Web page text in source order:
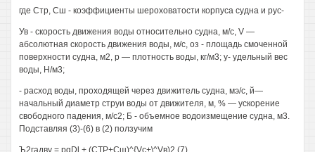
где Стр, Сш - коэффициенты шероховатости корпуса судна и рус-
Ув - скорость движения воды относительно судна, м/с, V —
абсолютная скорость движения воды, м/с, оз - площадь смоченной
поверхности судна, м2, р — плотность воды, кг/м3; у- удельный вес
воды, Н/м3;
- расход воды, проходящей через движитель судна, мэ/с, й—
начальный диаметр струи воды от движителя, м, % — ускорение
свободного падения, м/с2; Б - объемное водоизмещение судна, м3.
Подставляя (3)-(6) в (2) ползучим
Ъ2гадву = pgDl + (CTP+Cш)^{Vc+\^Vв)2 (7)